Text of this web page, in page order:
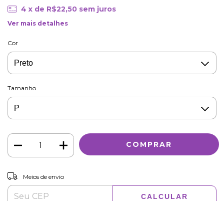
4 x de R$22,50 sem juros
Ver mais detalhes
Cor
Tamanho
Entregas para o CEP:
Meios de envio
CALCULAR